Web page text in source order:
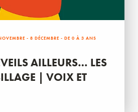
- 8 DÉCEMBRE - DE 0 À 3 ANS
AILLEURS… LES
| VOIX ET